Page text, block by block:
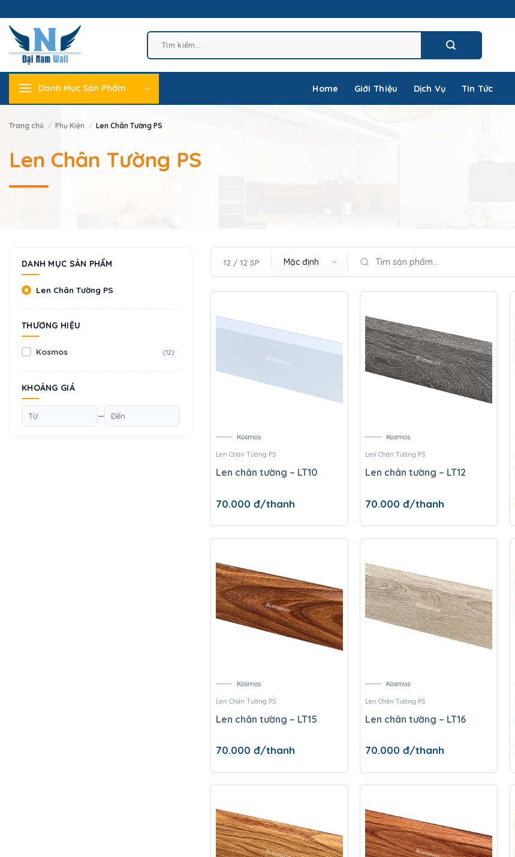
to
content
Danh Mục Sản Phẩm Home Giới Thiệu Dịch Vụ Tin Tức
Trang chủ / Phụ Kiện / Len Chân Tường PS
Len Chân Tường PS
DANH MỤC SẢN PHẨM
Len Chân Tường PS
THƯƠNG HIỆU
Kosmos (12)
KHOẢNG GIÁ
—
12 / 12 SP
Kosmos
Len Chân Tường PS
Len chân tường – LT10
70.000 đ/thanh
Kosmos
Len Chân Tường PS
Len chân tường – LT12
70.000đ/thanh
Kosmos
Len Chân Tường PS
Len chân tường – LT15
70.000 đ/thanh
Kosmos
Len Chân Tường PS
Len chân tường – LT16
70.000đ/thanh